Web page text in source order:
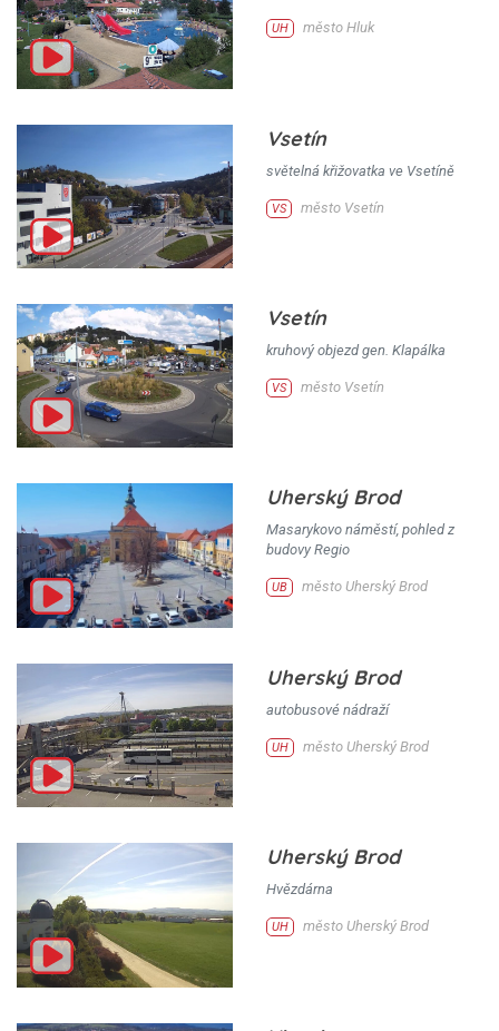
UH město Hluk
Vsetín
světelná křižovatka ve Vsetíně
VS město Vsetín
Vsetín
kruhový objezd gen. Klapálka
VS město Vsetín
Uherský Brod
Masarykovo náměstí, pohled z
budovy Regio
UB město Uherský Brod
Uherský Brod
autobusové nádraží
UH město Uherský Brod
Uherský Brod
Hvězdárna
UH město Uherský Brod